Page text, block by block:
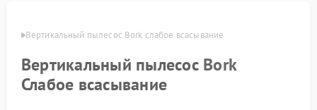
Вертикальный пылесос Bork слабое всасывание
Вертикальный пылесос Bork
Слабое всасывание